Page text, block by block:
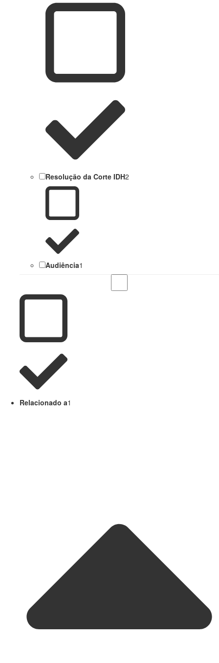
Resolução da Corte IDH2
Audiência1
Relacionado a1